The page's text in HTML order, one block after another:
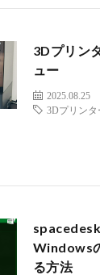
3Dプリン
ュー
2025.08.25
3Dプリンタ
Windows
る方法